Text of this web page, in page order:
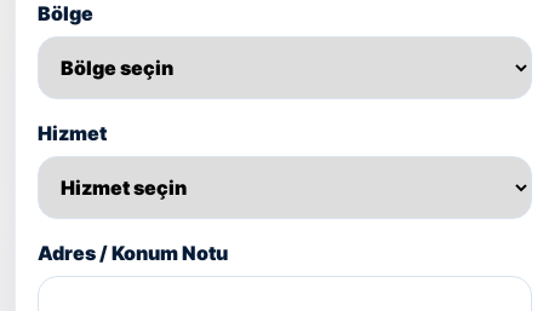
Bölge
Hizmet
Adres / Konum Notu